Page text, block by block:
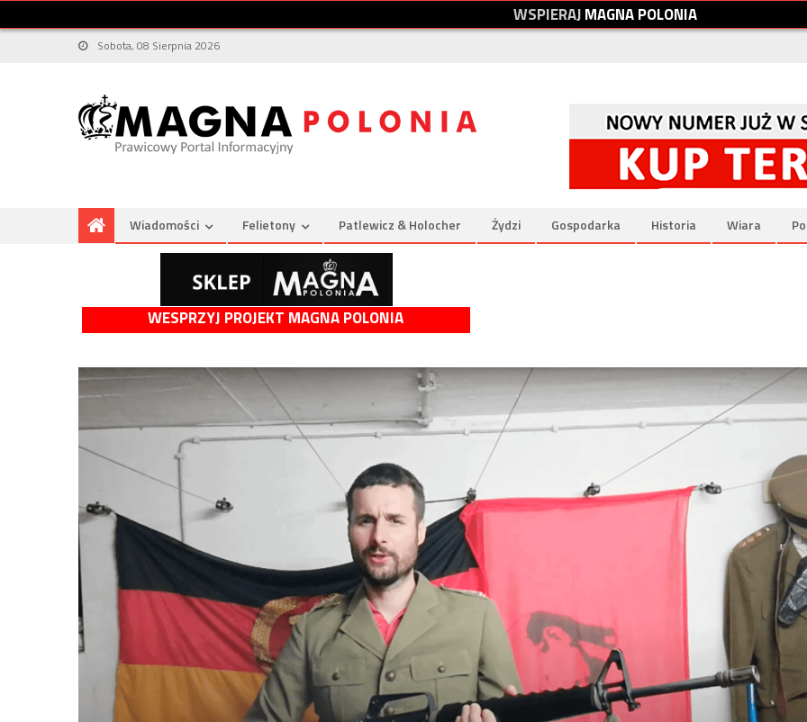
WSPIERAJMAGNAPOLONIA
Sobota, 08 Sierpnia 2026
Wiadomości Felietony Patlewicz & Holocher Żydzi Gospodarka Historia Wiara
WESPRZYJ PROJEKT MAGNA POLONIA